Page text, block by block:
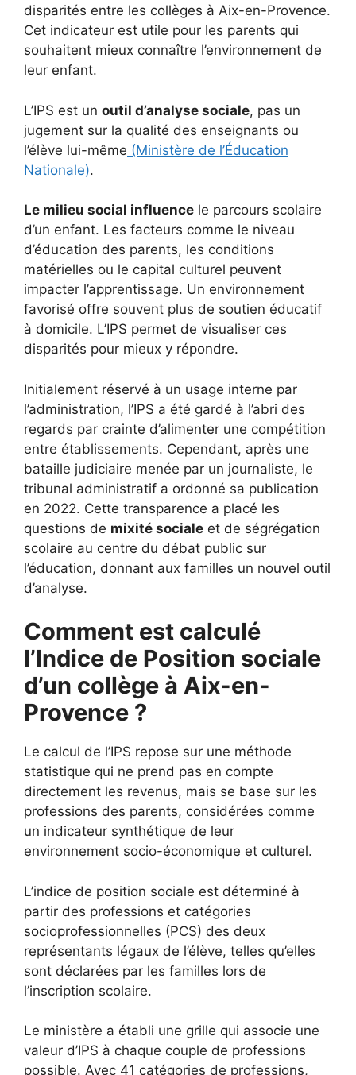
disparités entre les collèges à Aix-en-Provence.
Cet indicateur est utile pour les parents qui
souhaitent mieux connaître l’environnement de
leur enfant.
L’IPS est un outil d’analyse sociale, pas un
jugement sur la qualité des enseignants ou
l’élève lui-même (Ministère de l’Éducation
Nationale).
Le milieu social influence le parcours scolaire
d’un enfant. Les facteurs comme le niveau
d’éducation des parents, les conditions
matérielles ou le capital culturel peuvent
impacter l’apprentissage. Un environnement
favorisé offre souvent plus de soutien éducatif
à domicile. L’IPS permet de visualiser ces
disparités pour mieux y répondre.
Initialement réservé à un usage interne par
l’administration, l’IPS a été gardé à l’abri des
regards par crainte d’alimenter une compétition
entre établissements. Cependant, après une
bataille judiciaire menée par un journaliste, le
tribunal administratif a ordonné sa publication
en 2022. Cette transparence a placé les
questions de mixité sociale et de ségrégation
scolaire au centre du débat public sur
l’éducation, donnant aux familles un nouvel outil
d’analyse.
Comment est calculé
l’Indice de Position sociale
d’un collège à Aix-en-
Provence ?
Le calcul de l’IPS repose sur une méthode
statistique qui ne prend pas en compte
directement les revenus, mais se base sur les
professions des parents, considérées comme
un indicateur synthétique de leur
environnement socio-économique et culturel.
L’indice de position sociale est déterminé à
partir des professions et catégories
socioprofessionnelles (PCS) des deux
représentants légaux de l’élève, telles qu’elles
sont déclarées par les familles lors de
l’inscription scolaire.
Le ministère a établi une grille qui associe une
valeur d’IPS à chaque couple de professions
possible. Avec 41 catégories de professions,